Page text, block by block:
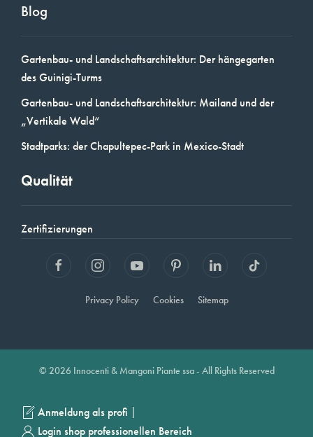
Blog
Gartenbau- und Landschaftsarchitektur: Der hängegarten
des Guinigi-Turms
Gartenbau- und Landschaftsarchitektur: Mailand und der
„Vertikale Wald“
Stadtparks: der Chapultepec-Park in Mexico-Stadt
Qualität
Zertifizierungen
Privacy Policy Cookies Sitemap
© 2026 Innocenti & Mangoni Piante ssa - All Rights Reserved
Anmeldung als profi |
Login shop professionellen Bereich